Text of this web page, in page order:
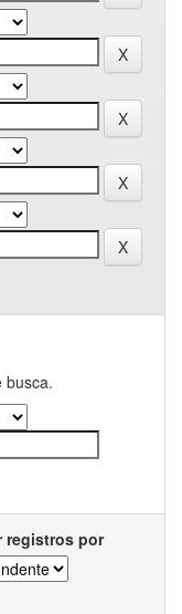
busca.
registros por